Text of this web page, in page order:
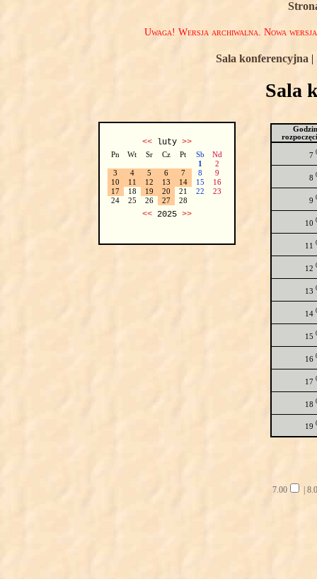
Uwaga! Wersja archiwalna. Nowa
Sala konferencyjna |
Sala
<<luty >>
Pn Wt Sr Cz Pt Sb
Nd
1
2
3
4 5 6 7 8
9
10
11 12 13 14 15
16
17
18 19 20 21 22
23
24
25 26 27 28
<<2025 >>
7
8
9
10
11
12
13
14
15
16
17
18
19
7.00